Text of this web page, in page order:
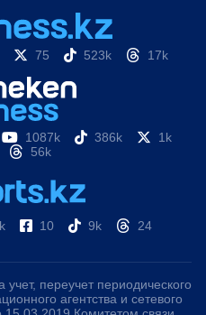
75 523k
1087k 386k
1k
56k